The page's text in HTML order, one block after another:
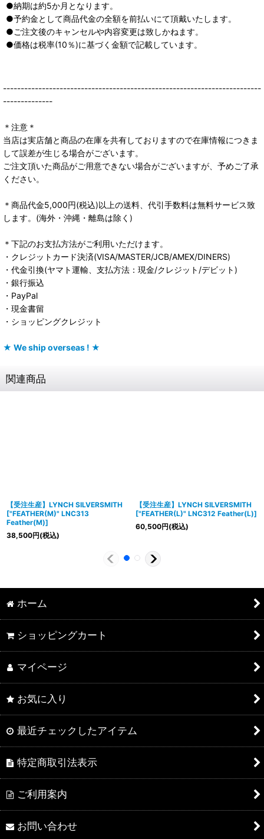
●納期は約5か月となります。
●予約金として商品代金の全額を前払いにて頂戴いたします。
●ご注文後のキャンセルや内容変更は致しかねます。
●価格は税率(10％)に基づく金額で記載しています。
-------------------------------------------------------------------------
--------------
＊注意＊
当店は実店舗と商品の在庫を共有しておりますので在庫情報につきま
して誤差が生じる場合がございます。
ご注文頂いた商品がご用意できない場合がございますが、予めご了承
ください。
＊商品代金5,000円(税込)以上の送料、代引手数料は無料サービス致
します。(海外・沖縄・離島は除く)
＊下記のお支払方法がご利用いただけます。
・クレジットカード決済(VISA/MASTER/JCB/AMEX/DINERS)
・代金引換(ヤマト運輸、支払方法：現金/クレジット/デビット)
・銀行振込
・PayPal
・現金書留
・ショッピングクレジット
★ We ship overseas ! ★
関連商品
【受注生産】LYNCH SILVERSMITH
["FEATHER(M)" LNC313
Feather(M)]
38,500円(税込)
【受注生産】LYNCH SILVERSMITH
["FEATHER(L)" LNC312 Feather(L)]
60,500円(税込)
ホーム
ショッピングカート
マイページ
お気に入り
最近チェックしたアイテム
特定商取引法表示
ご利用案内
お問い合わせ